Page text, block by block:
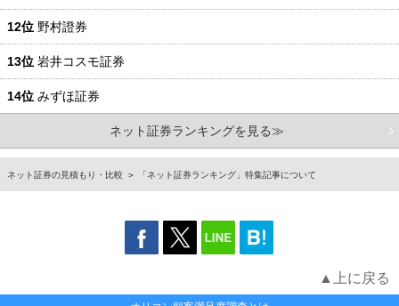
12位 野村證券
13位 岩井コスモ証券
14位 みずほ証券
ネット証券ランキングを見る≫
ネット証券の見積もり・比較 「ネット証券ランキング」特集記事について
▲上に戻る